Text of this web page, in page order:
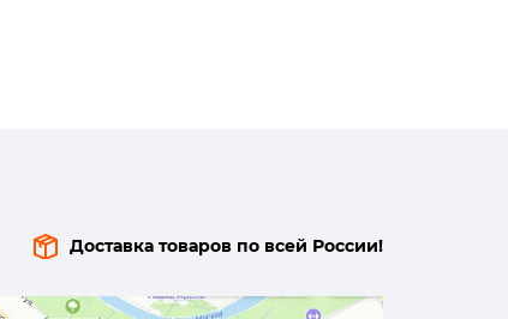
Доставка товаров по всей России!